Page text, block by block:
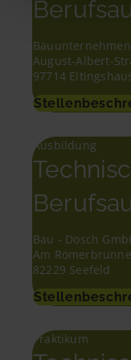
August-Albert-
97714
Ausbildung
Bau - Dosch
Am
82229 Seefeld
Praktikum